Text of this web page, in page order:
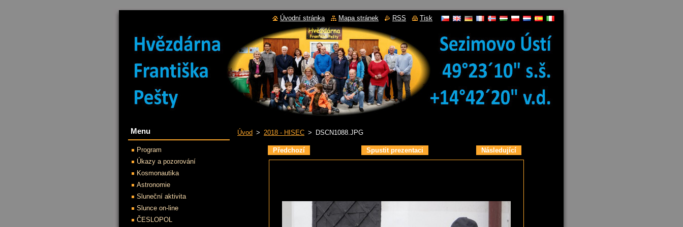
Úvod > 2018 - HISEC > DSCN1088.JPG
Předchozí Spustit prezentaci Následující
Menu
Program
Úkazy a pozorování
Kosmonautika
Astronomie
Sluneční aktivita
Slunce on-line
ČESLOPOL
Úvodní stránka Mapa stránek RSS Tisk